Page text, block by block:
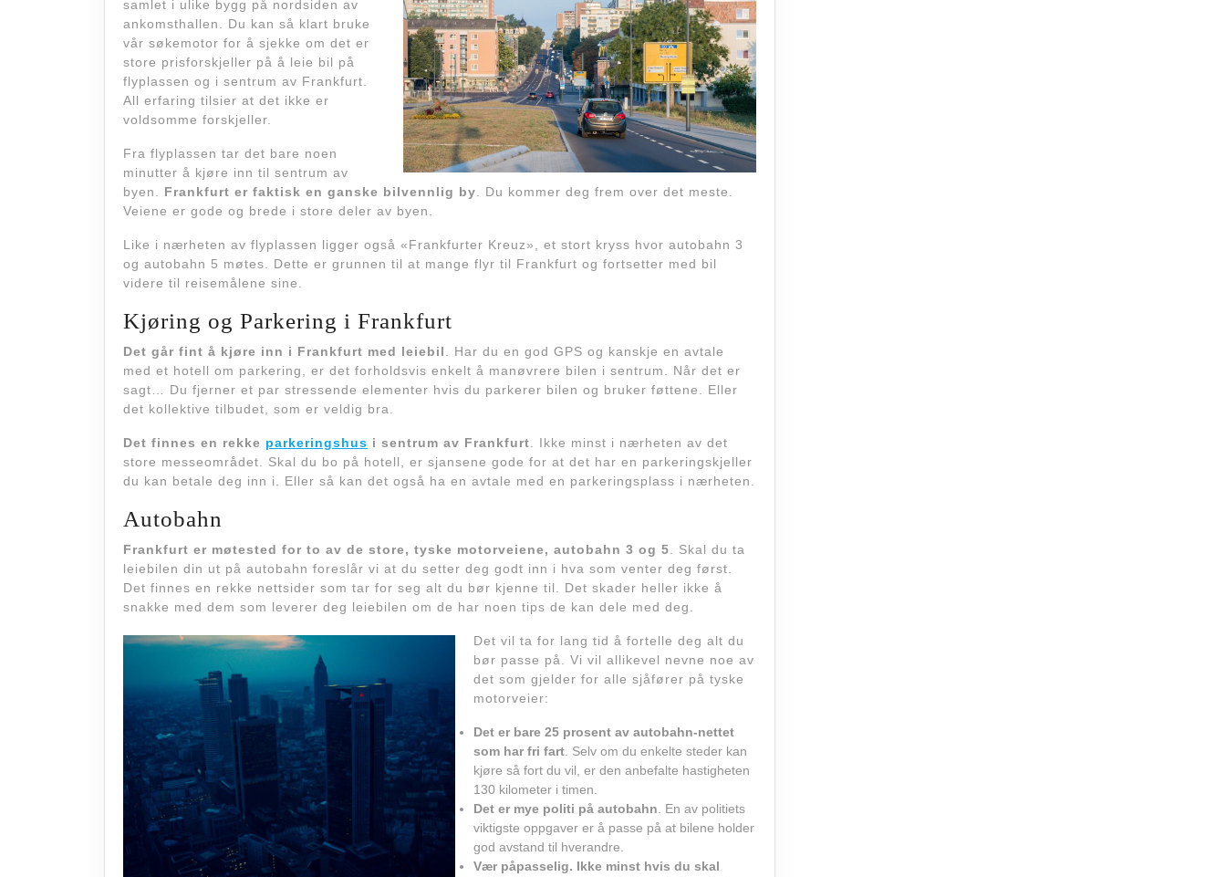
samlet i ulike bygg på nordsiden av
ankomsthallen. Du kan så klart bruke
vår søkemotor for å sjekke om det er
store prisforskjeller på å leie bil på
flyplassen og i sentrum av Frankfurt.
All erfaring tilsier at det ikke er
voldsomme forskjeller.
Fra flyplassen tar det bare noen
minutter å kjøre inn til sentrum av
byen. Frankfurt er faktisk en ganske bilvennlig by . Du kommer deg frem over det meste.
Veiene er gode og brede i store deler av byen.
Like i nærheten av flyplassen ligger også «Frankfurter Kreuz», et stort kryss hvor autobahn 3
og autobahn 5 møtes. Dette er grunnen til at mange flyr til Frankfurt og fortsetter med bil
videre til reisemålene sine.
Kjøring og Parkering i Frankfurt
Det går fint å kjøre inn i Frankfurt med leiebil
. Har du en god GPS og kanskje en avtale
med et hotell om parkering, er det forholdsvis enkelt å manøvrere bilen i sentrum. Når det er
sagt… Du fjerner et par stressende elementer hvis du parkerer bilen og bruker føttene. Eller
det kollektive tilbudet, som er veldig bra.
Det finnes en rekke parkeringshus i sentrum av Frankfurt . Ikke minst i nærheten av det
store messeområdet. Skal du bo på hotell, er sjansene gode for at det har en parkeringskjeller
du kan betale deg inn i. Eller så kan det også ha en avtale med en parkeringsplass i nærheten.
Autobahn
Frankfurt er møtested for to av de store, tyske motorveiene, autobahn 3 og 5 . Skal du ta
leiebilen din ut på autobahn foreslår vi at du setter deg godt inn i hva som venter deg først.
Det finnes en rekke nettsider som tar for seg alt du bør kjenne til. Det skader heller ikke å
snakke med dem som leverer deg leiebilen om de har noen tips de kan dele med deg.
Det vil ta for lang tid å fortelle deg alt du
bør passe på. Vi vil allikevel nevne noe av
det som gjelder for alle sjåfører på tyske
motorveier:
Det er bare 25 prosent av autobahn-nettet
som har fri fart . Selv om du enkelte steder kan
kjøre så fort du vil, er den anbefalte hastigheten
130 kilometer i timen.
Det er mye politi på autobahn . En av politiets
viktigste oppgaver er å passe på at bilene holder
god avstand til hverandre.
Vær påpasselig. Ikke minst hvis du skal